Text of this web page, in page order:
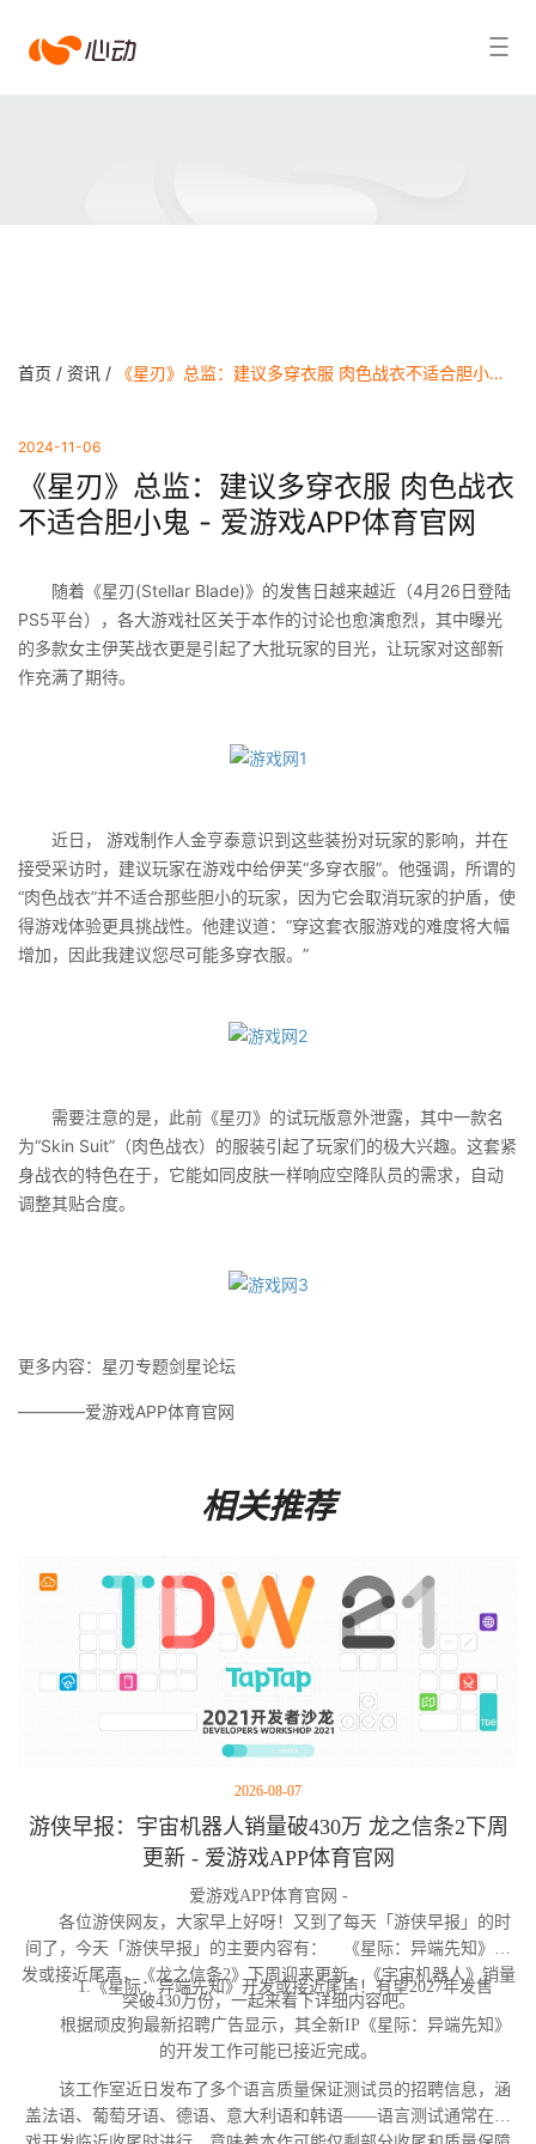
爱搜索结果
首页 / 资讯 / 《星刃》总监：建议多穿衣服 肉色战衣不适合胆小鬼 - 爱游戏APP体育官网
2024-11-06
《星刃》总监：建议多穿衣服 肉色战衣
不适合胆小鬼 - 爱游戏APP体育官网
随着《星刃(Stellar Blade)》的发售日越来越近（4月26日登陆
PS5平台），各大游戏社区关于本作的讨论也愈演愈烈，其中曝光
的多款女主伊芙战衣更是引起了大批玩家的目光，让玩家对这部新
作充满了期待。
近日， 游戏制作人金亨泰意识到这些装扮对玩家的影响，并在
接受采访时，建议玩家在游戏中给伊芙“多穿衣服”。他强调，所谓的
“肉色战衣”并不适合那些胆小的玩家，因为它会取消玩家的护盾，使
得游戏体验更具挑战性。他建议道：“穿这套衣服游戏的难度将大幅
增加，因此我建议您尽可能多穿衣服。”
需要注意的是，此前《星刃》的试玩版意外泄露，其中一款名
为“Skin Suit”（肉色战衣）的服装引起了玩家们的极大兴趣。这套紧
身战衣的特色在于，它能如同皮肤一样响应空降队员的需求，自动
调整其贴合度。
更多内容：星刃专题剑星论坛
————爱游戏APP体育官网
相关推荐
2026-08-07
游侠早报：宇宙机器人销量破430万 龙之信条2下周
更新 - 爱游戏APP体育官网
爱游戏APP体育官网 -
各位游侠网友，大家早上好呀！又到了每天「游侠早报」的时
间了，今天「游侠早报」的主要内容有： 《星际：异端先知》开
发或接近尾声，《龙之信条2》下周迎来更新，《宇宙机器人》销量
突破430万份，一起来看下详细内容吧。
1.《星际：异端先知》开发或接近尾声！有望2027年发售
根据顽皮狗最新招聘广告显示，其全新IP《星际：异端先知》
的开发工作可能已接近完成。
该工作室近日发布了多个语言质量保证测试员的招聘信息，涵
盖法语、葡萄牙语、德语、意大利语和韩语——语言测试通常在游